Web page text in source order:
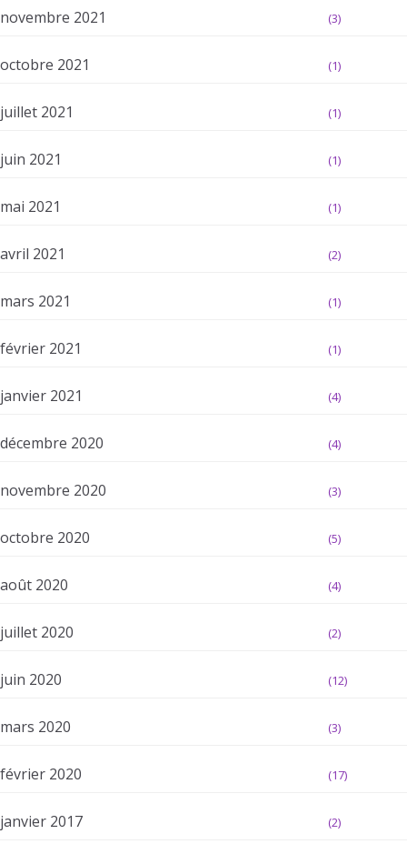
novembre 2021 (3)
octobre 2021 (1)
juillet 2021 (1)
juin 2021 (1)
mai 2021 (1)
avril 2021 (2)
mars 2021 (1)
février 2021 (1)
janvier 2021 (4)
décembre 2020 (4)
novembre 2020 (3)
octobre 2020 (5)
août 2020 (4)
juillet 2020 (2)
juin 2020 (12)
mars 2020 (3)
février 2020 (17)
janvier 2017 (2)